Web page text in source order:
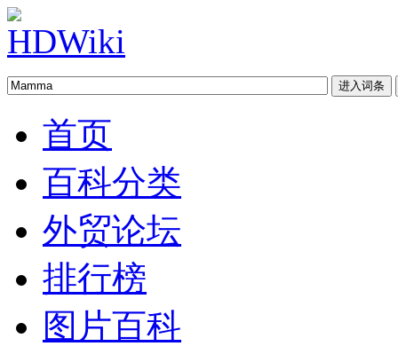
首页
百科分类
外贸论坛
排行榜
图片百科